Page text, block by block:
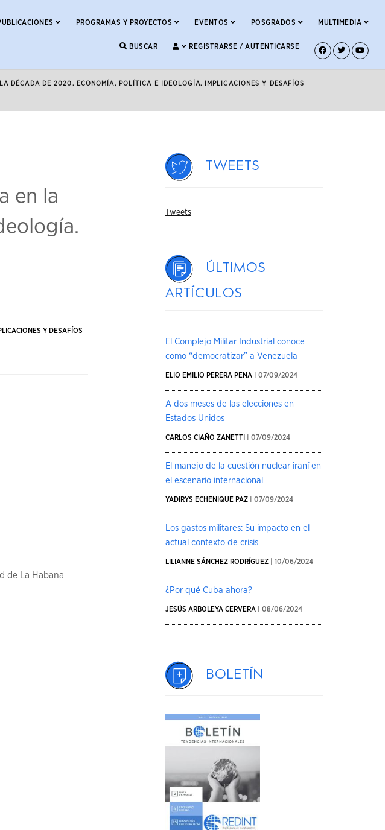
PROGRAMAS Y PROYECTOS EVENTOS POSGRADOS MULTIMEDIA
BUSCAR REGISTRARSE / AUTENTICARSE
DÉCADA DE 2020. ECONOMÍA, POLÍTICA E IDEOLOGÍA. IMPLICACIONES Y DESAFÍOS
en la
Y DESAFÍOS
de La Habana
Tweets
Tweets
Últimos
artículos
El Complejo Militar Industrial conoce
como “democratizar” a Venezuela
ELIO EMILIO PERERA PENA| 07/09/2024
A dos meses de las elecciones en
Estados Unidos
CARLOS CIAÑO ZANETTI | 07/09/2024
El manejo de la cuestión nuclear iraní en
el escenario internacional
YADIRYS ECHENIQUE PAZ| 07/09/2024
Los gastos militares: Su impacto en el
actual contexto de crisis
LILIANNE SÁNCHEZ RODRÍGUEZ| 10/06/2024
¿Por qué Cuba ahora?
JESÚS ARBOLEYA CERVERA| 08/06/2024
Boletín